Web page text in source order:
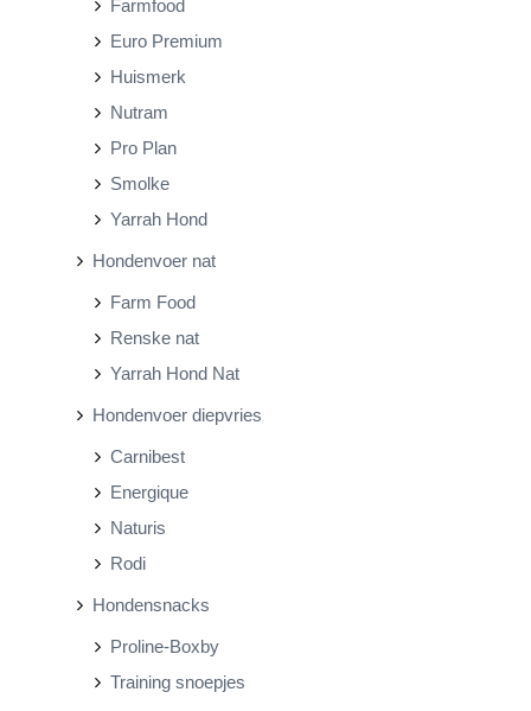
Farmfood
Euro Premium
Huismerk
Nutram
Pro Plan
Smolke
Yarrah Hond
Hondenvoer nat
Farm Food
Renske nat
Yarrah Hond Nat
Hondenvoer diepvries
Carnibest
Energique
Naturis
Rodi
Hondensnacks
Proline-Boxby
Training snoepjes